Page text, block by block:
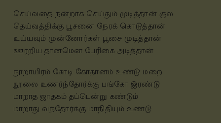
செய்வதை நன்றாக செய்தும் முடித்தான் குல
தெய்வத்திக்கு பூசனை நேரக் கொடுத்தான்
உய்யவும் முன்னோர்கள் பூசை முடித்தான்
ஊரறிய தானமென பேரிகை அடித்தான்
நூறாயிரம் கோடி கோதானம் உண்டு மறை
நூலை உணர்ந்தோர்க்கு பங்கோ இரண்டு
மாறாத ஜாதகம் தப்பென்று கண்டும்
மாறாது வந்தோர்க்கு மாநிதியும் உண்டு